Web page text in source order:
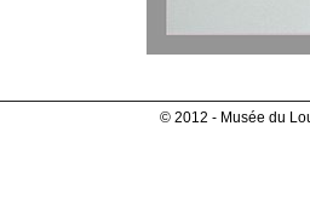
© 2012 - Musée du